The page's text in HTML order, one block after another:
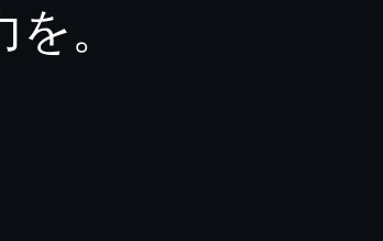
。